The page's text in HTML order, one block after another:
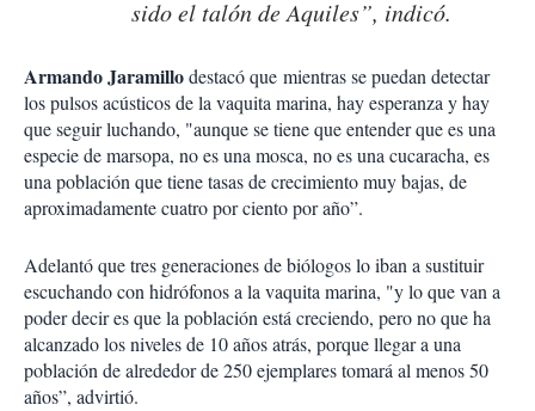
sido el talón de Aquiles”, indicó.
Armando Jaramillodestacó que mientras se puedan detectar
los pulsos acústicos de la vaquita marina, hay esperanza y hay
que seguir luchando, "aunque se tiene que entender que es una
especie de marsopa, no es una mosca, no es una cucaracha, es
una población que tiene tasas de crecimiento muy bajas, de
aproximadamente cuatro por ciento por año”.
Adelantó que tres generaciones de biólogos lo iban a sustituir
escuchando con hidrófonos a la vaquita marina, "y lo que van a
poder decir es que la población está creciendo, pero no que ha
alcanzado los niveles de 10 años atrás, porque llegar a una
población de alrededor de 250 ejemplares tomará al menos 50
años”, advirtió.